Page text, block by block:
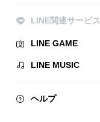
LINE関連サービス
LINE GAME
LINE MUSIC
ヘルプ